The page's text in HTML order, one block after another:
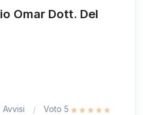
Omar Dott. Del
Avvisi Voto 5